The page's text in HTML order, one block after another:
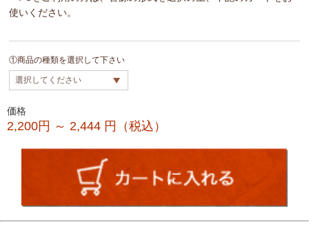
使いください。
①商品の種類を選択して下さい
価格
2,200円 ～ 2,444 円（税込）